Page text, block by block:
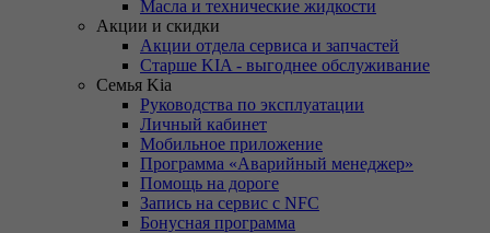
Масла и технические жидкости
Акции и скидки
Акции отдела сервиса и запчастей
Старше KIA - выгоднее обслуживание
Семья Kia
Руководства по эксплуатации
Личный кабинет
Мобильное приложение
Программа «Аварийный менеджер»
Помощь на дороге
Запись на сервис с NFC
Бонусная программа